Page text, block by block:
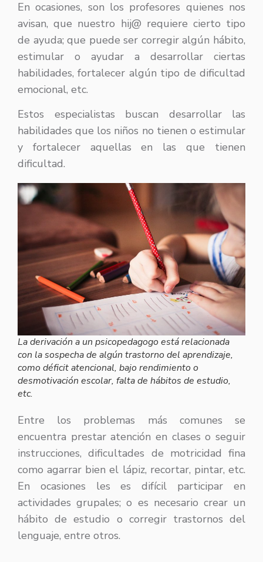
En ocasiones, son los profesores quienes nos
avisan, que nuestro hij@ requiere cierto tipo
de ayuda; que puede ser corregir algún hábito,
estimular o ayudar a desarrollar ciertas
habilidades, fortalecer algún tipo de dificultad
emocional, etc.
Estos especialistas buscan desarrollar las
habilidades que los niños no tienen o estimular
y fortalecer aquellas en las que tienen
dificultad.
La derivación a un psicopedagogo está relacionada
con la sospecha de algún trastorno del aprendizaje,
como déficit atencional, bajo rendimiento o
desmotivación escolar, falta de hábitos de estudio,
etc.
Entre los problemas más comunes se
encuentra prestar atención en clases o seguir
instrucciones, dificultades de motricidad fina
como agarrar bien el lápiz, recortar, pintar, etc.
En ocasiones les es difícil participar en
actividades grupales; o es necesario crear un
hábito de estudio o corregir trastornos del
lenguaje, entre otros.